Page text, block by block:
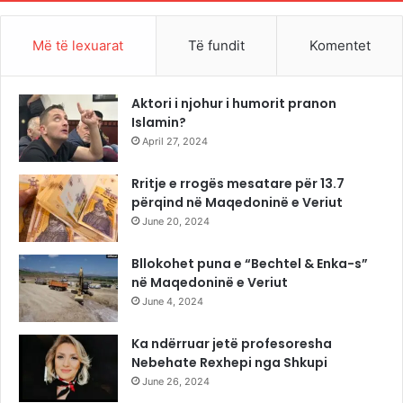
Më të lexuarat Të fundit Komentet
Aktori i njohur i humorit pranon
Islamin?
April 27, 2024
Rritje e rrogës mesatare për 13.7
përqind në Maqedoninë e Veriut
June 20, 2024
Bllokohet puna e “Bechtel & Enka-s”
në Maqedoninë e Veriut
June 4, 2024
Ka ndërruar jetë profesoresha
Nebehate Rexhepi nga Shkupi
June 26, 2024